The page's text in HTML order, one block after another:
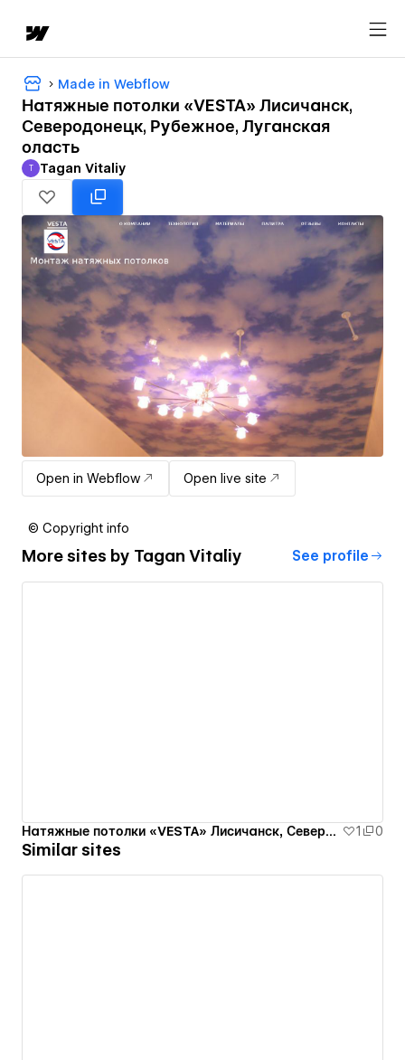
Made in Webflow
Натяжные потолки «VESTA» Лисичанск,
Северодонецк, Рубежное, Луганская
оласть
Tagan Vitaliy
T Tagan Vitaliy
Open in Webflow Open live site
© Copyright info
More sites by Tagan Vitaliy See profile
Натяжные потолки «VESTA» Лисичанск, Северодонецк, Рубежное, Луганская оласть 1 0
Similar sites